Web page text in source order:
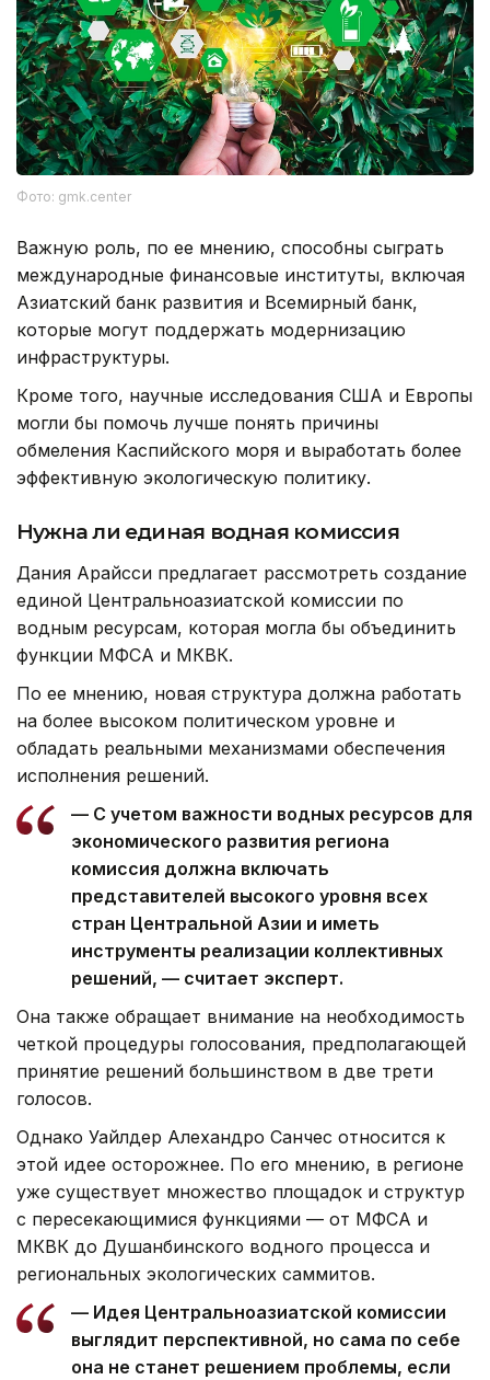
Фото: gmk.center
Важную роль, по ее мнению, способны сыграть
международные финансовые институты, включая
Азиатский банк развития и Всемирный банк,
которые могут поддержать модернизацию
инфраструктуры.
Кроме того, научные исследования США и Европы
могли бы помочь лучше понять причины
обмеления Каспийского моря и выработать более
эффективную экологическую политику.
Нужна ли единая водная комиссия
Дания Арайсси предлагает рассмотреть создание
единой Центральноазиатской комиссии по
водным ресурсам, которая могла бы объединить
функции МФСА и МКВК.
По ее мнению, новая структура должна работать
на более высоком политическом уровне и
обладать реальными механизмами обеспечения
исполнения решений.
— С учетом важности водных ресурсов для
экономического развития региона
комиссия должна включать
представителей высокого уровня всех
стран Центральной Азии и иметь
инструменты реализации коллективных
решений, — считает эксперт.
Она также обращает внимание на необходимость
четкой процедуры голосования, предполагающей
принятие решений большинством в две трети
голосов.
Однако Уайлдер Алехандро Санчес относится к
этой идее осторожнее. По его мнению, в регионе
уже существует множество площадок и структур
с пересекающимися функциями — от МФСА и
МКВК до Душанбинского водного процесса и
региональных экологических саммитов.
— Идея Центральноазиатской комиссии
выглядит перспективной, но сама по себе
она не станет решением проблемы, если